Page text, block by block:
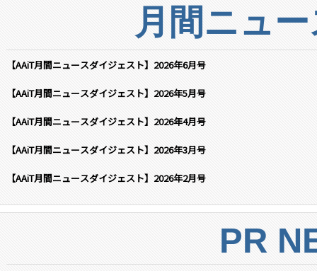
月間ニュ
【AAiT月間ニュースダイジェスト】2026年6月号
【AAiT月間ニュースダイジェスト】2026年5月号
【AAiT月間ニュースダイジェスト】2026年4月号
【AAiT月間ニュースダイジェスト】2026年3月号
【AAiT月間ニュースダイジェスト】2026年2月号
PR